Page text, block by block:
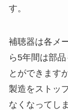
す。
補聴器は各メ
ら5年間は部
とができます
製造をストッ
なくなってし